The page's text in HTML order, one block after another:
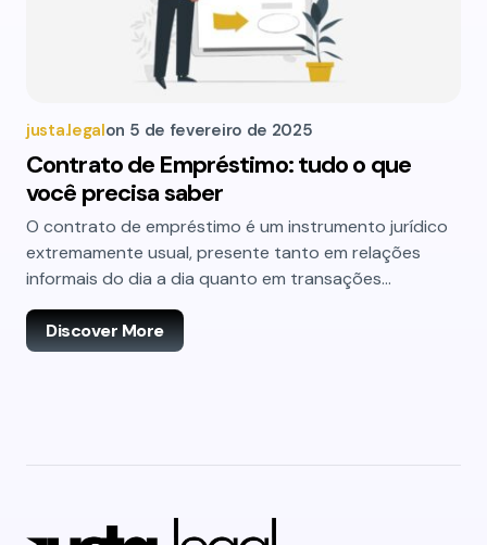
justa.legalon 5 de fevereiro de 2025
Contrato de Empréstimo: tudo o que
você precisa saber
O contrato de empréstimo é um instrumento jurídico
extremamente usual, presente tanto em relações
informais do dia a dia quanto em transações…
Discover More